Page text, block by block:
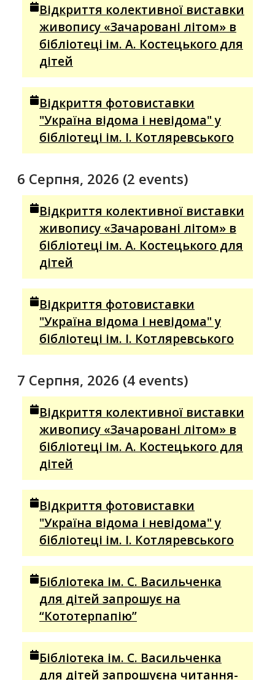
Відкриття колективної виставки
живопису «Зачаровані літом» в
бібліотеці ім. А. Костецького для
дітей
Відкриття фотовиставки
"Україна відома і невідома" у
бібліотеці ім. І. Котляревського
6 Серпня, 2026 (2 events)
Відкриття колективної виставки
живопису «Зачаровані літом» в
бібліотеці ім. А. Костецького для
дітей
Відкриття фотовиставки
"Україна відома і невідома" у
бібліотеці ім. І. Котляревського
7 Серпня, 2026 (4 events)
Відкриття колективної виставки
живопису «Зачаровані літом» в
бібліотеці ім. А. Костецького для
дітей
Відкриття фотовиставки
"Україна відома і невідома" у
бібліотеці ім. І. Котляревського
Бібліотека ім. С. Васильченка
для дітей запрошує на
“Кототерпапію”
Бібліотека ім. С. Васильченка
для дітей запрошуєна читання-